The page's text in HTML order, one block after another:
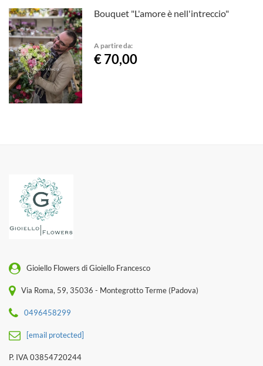
Bouquet "L'amore è nell'intreccio"
A partire da:
€ 70,00
Gioiello Flowers di Gioiello Francesco
Via Roma, 59, 35036 - Montegrotto Terme (Padova)
0496458299
[email protected]
P. IVA 03854720244